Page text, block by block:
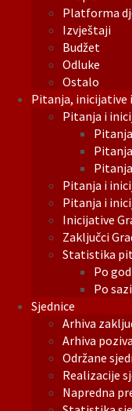
Platforma
Izvještaji
Budžet
Odluke
Ostalo
Pitanja, inicijative
Pitanja i
Pitanja i
Pitanja i
Inicijative
Zaključci
Statistika
Po
Po
Sjednice
Arhiva
Arhiva poziva
Održane
Realizacije
Napredna